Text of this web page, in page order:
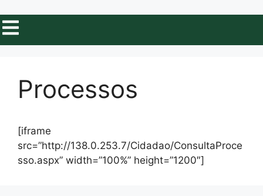
Processos
[iframe
src=”http://138.0.253.7/Cidadao/ConsultaProce
sso.aspx” width=”100%” height=”1200″]